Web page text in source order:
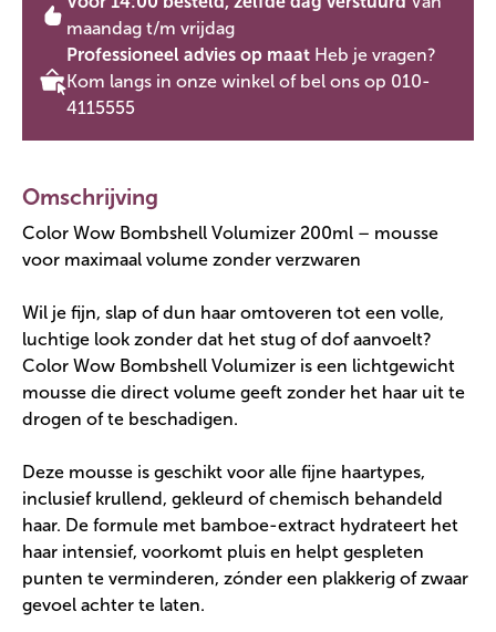
maandag t/m vrijdag
Professioneel advies op maat Heb je vragen?
Kom langs in onze winkel of bel ons op 010-
4115555
Omschrijving
Color Wow Bombshell Volumizer 200ml – mousse
voor maximaal volume zonder verzwaren
Wil je fijn, slap of dun haar omtoveren tot een volle,
luchtige look zonder dat het stug of dof aanvoelt?
Color Wow Bombshell Volumizer is een lichtgewicht
mousse die direct volume geeft zonder het haar uit te
drogen of te beschadigen.
Deze mousse is geschikt voor alle fijne haartypes,
inclusief krullend, gekleurd of chemisch behandeld
haar. De formule met bamboe-extract hydrateert het
haar intensief, voorkomt pluis en helpt gespleten
punten te verminderen, zónder een plakkerig of zwaar
gevoel achter te laten.